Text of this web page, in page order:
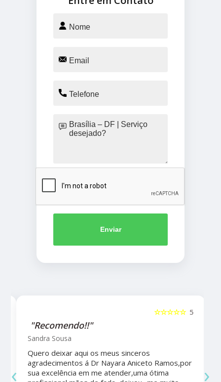
Enviar
5
☆☆☆☆☆
"Recomendo!!"
Sandra Sousa
Quero deixar aqui os meus sinceros
agradecimentos á Dr Nayara Aniceto Ramos,por
sua excelência em me atender,uma ótima
‹ ›